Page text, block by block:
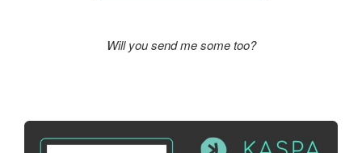
Will you send me some too?